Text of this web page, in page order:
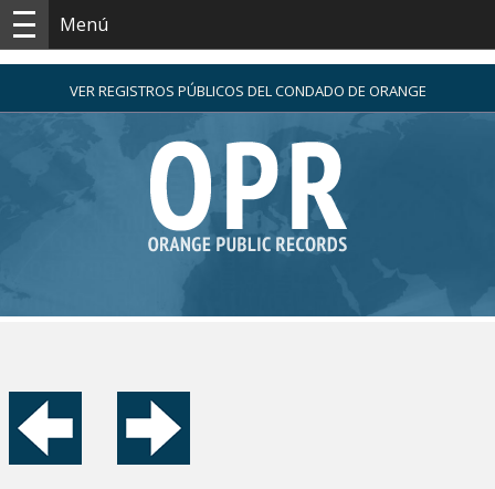
Menú
VER REGISTROS PÚBLICOS DEL CONDADO DE ORANGE